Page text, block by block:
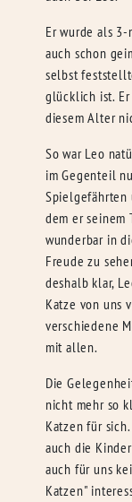
Er wurde als
auch schon
selbst
glücklich ist.
diesem Alter
So war Leo
im Gegenteil
Spielgefährten
dem er
wunderbar in
Freude zu
deshalb klar,
Katze von uns
verschiedene
mit allen.
Die
nicht mehr so
Katzen für
auch die
auch für uns
Katzen"